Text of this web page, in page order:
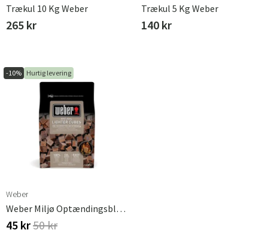
Sverige
Danmark
Suomi
Trækul 10 Kg Weber
265 kr
Trækul 5 Kg Weber
140 kr
-10% Hurtig levering
Weber
Weber Miljø Optændingsblokke 48-Pak
45 kr50 kr